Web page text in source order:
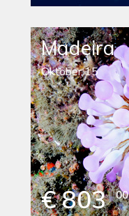
Madeira
Oktober 15
€ 803 00